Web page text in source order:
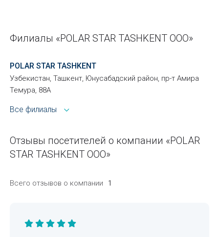
Филиалы «POLAR STAR TASHKENT ООО»
POLAR STAR TASHKENT
Узбекистан, Ташкент, Юнусабадский район, пр-т Амира
Темура, 88А
Все филиалы
Отзывы посетителей о компании «POLAR
STAR TASHKENT ООО»
Всего отзывов о компании 1